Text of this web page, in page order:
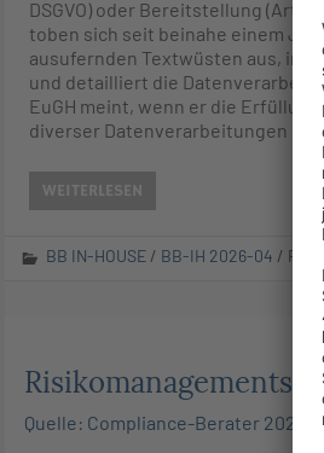
DSGVO) oder Bereitstellung (Art.
toben sich seit beinahe einem
ausufernden Textwüsten aus, in
und detailliert die
EuGH meint, wenn er die
diverser Datenverarbeitungen
WEITERLESEN
BB IN-HOUSE / BB-IH 2026-04 /
Quelle: Compliance-Berater 2026